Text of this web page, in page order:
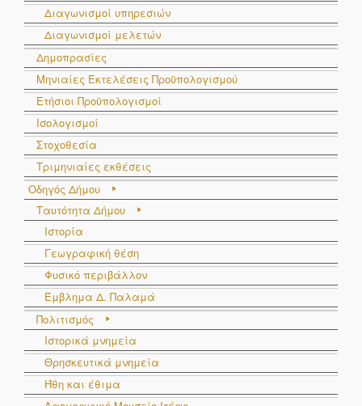
Διαγωνισμοί υπηρεσιών
Διαγωνισμοί μελετών
Δημοπρασίες
Μηνιαίες Εκτελέσεις Προϋπολογισμού
Ετήσιοι Προϋπολογισμοί
Ισολογισμοί
Στοχοθεσία
Τριμηνιαίες εκθέσεις
Οδηγός Δήμου
Ταυτότητα Δήμου
Ιστορία
Γεωγραφική θέση
Φυσικό περιβάλλον
Έμβλημα Δ. Παλαμά
Πολιτισμός
Ιστορικά μνημεία
Θρησκευτικά μνημεία
Ήθη και έθιμα